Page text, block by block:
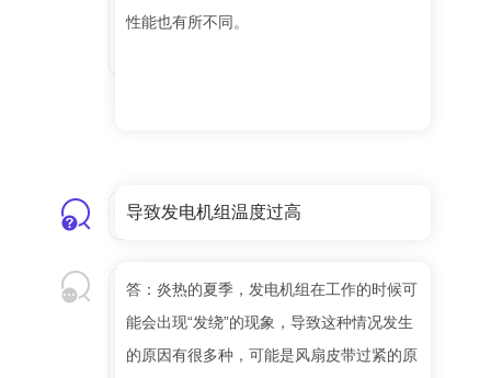
性能也有所不同。
导致发电机组温度过高
答：炎热的夏季，发电机组在工作的时候可
能会出现“发绕”的现象，导致这种情况发生
的原因有很多种，可能是风扇皮带过紧的原